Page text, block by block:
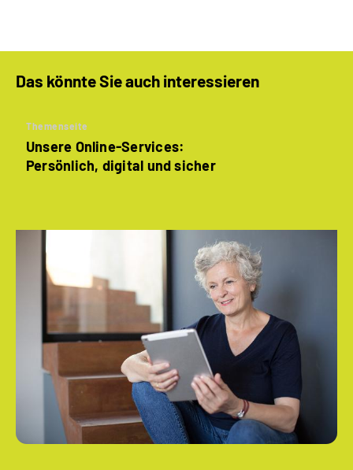
Das könnte Sie auch interessieren
Themenseite
Unsere Online-Services:
Persönlich, digital und sicher